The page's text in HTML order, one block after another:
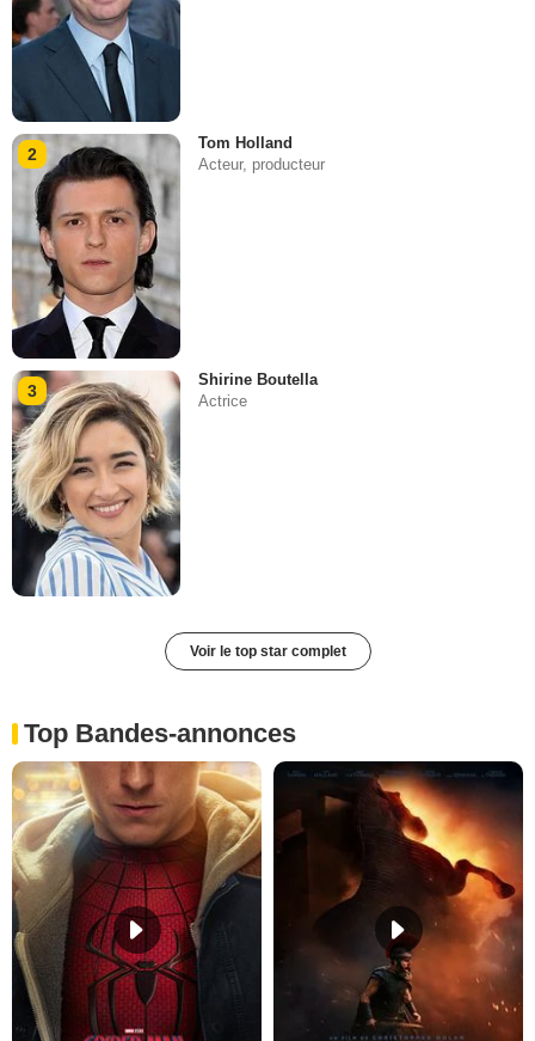
2
Tom Holland
Acteur, producteur
3
Shirine Boutella
Actrice
Voir le top star complet
Top Bandes-annonces